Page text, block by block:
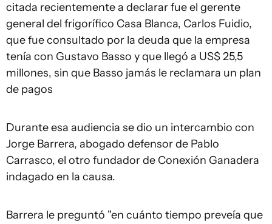
citada recientemente a declarar fue el gerente
general del frigorífico Casa Blanca, Carlos Fuidio,
que fue consultado por la deuda que la empresa
tenía con Gustavo Basso y que llegó a US$ 25,5
millones, sin que Basso jamás le reclamara un plan
de pagos
Durante esa audiencia se dio un intercambio con
Jorge Barrera, abogado defensor de Pablo
Carrasco, el otro fundador de Conexión Ganadera
indagado en la causa.
Barrera le preguntó "en cuánto tiempo preveía que